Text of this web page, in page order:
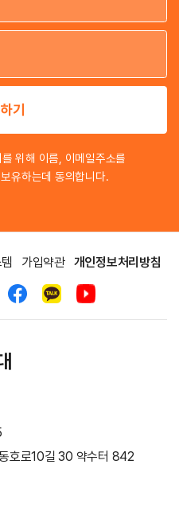
이
이
기
위해 이름, 이메일주소를
유하는데 동의합니다.
가입약관 개인정보처리방침
호로10길 30 약수터 842